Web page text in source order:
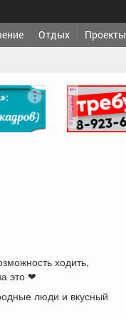
Отдых Проекты
реклама
ходить,
это ❤
люди и вкусный